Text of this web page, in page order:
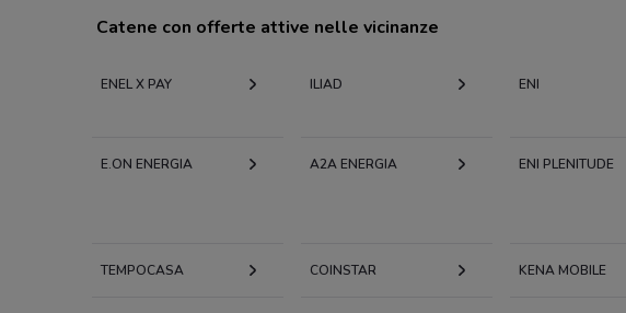
Catene con offerte attive nelle vicinanze
ENEL X PAY ILIAD ENI
E.ON ENERGIA A2A ENERGIA ENI PLENITUDE
TEMPOCASA COINSTAR KENA MOBILE